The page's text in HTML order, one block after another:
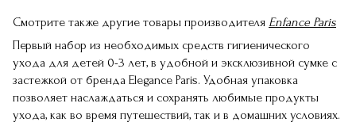
Смотрите также другие товары производителя Enfance Paris
Первый набор из необходимых средств гигиенического
ухода для детей 0-3 лет, в удобной и эксклюзивной сумке с
застежкой от бренда Elegance Paris. Удобная упаковка
позволяет наслаждаться и сохранять любимые продукты
ухода, как во время путешествий, так и в домашних условиях.